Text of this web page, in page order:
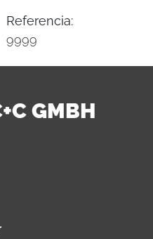
Referencia:
9999
GMBH